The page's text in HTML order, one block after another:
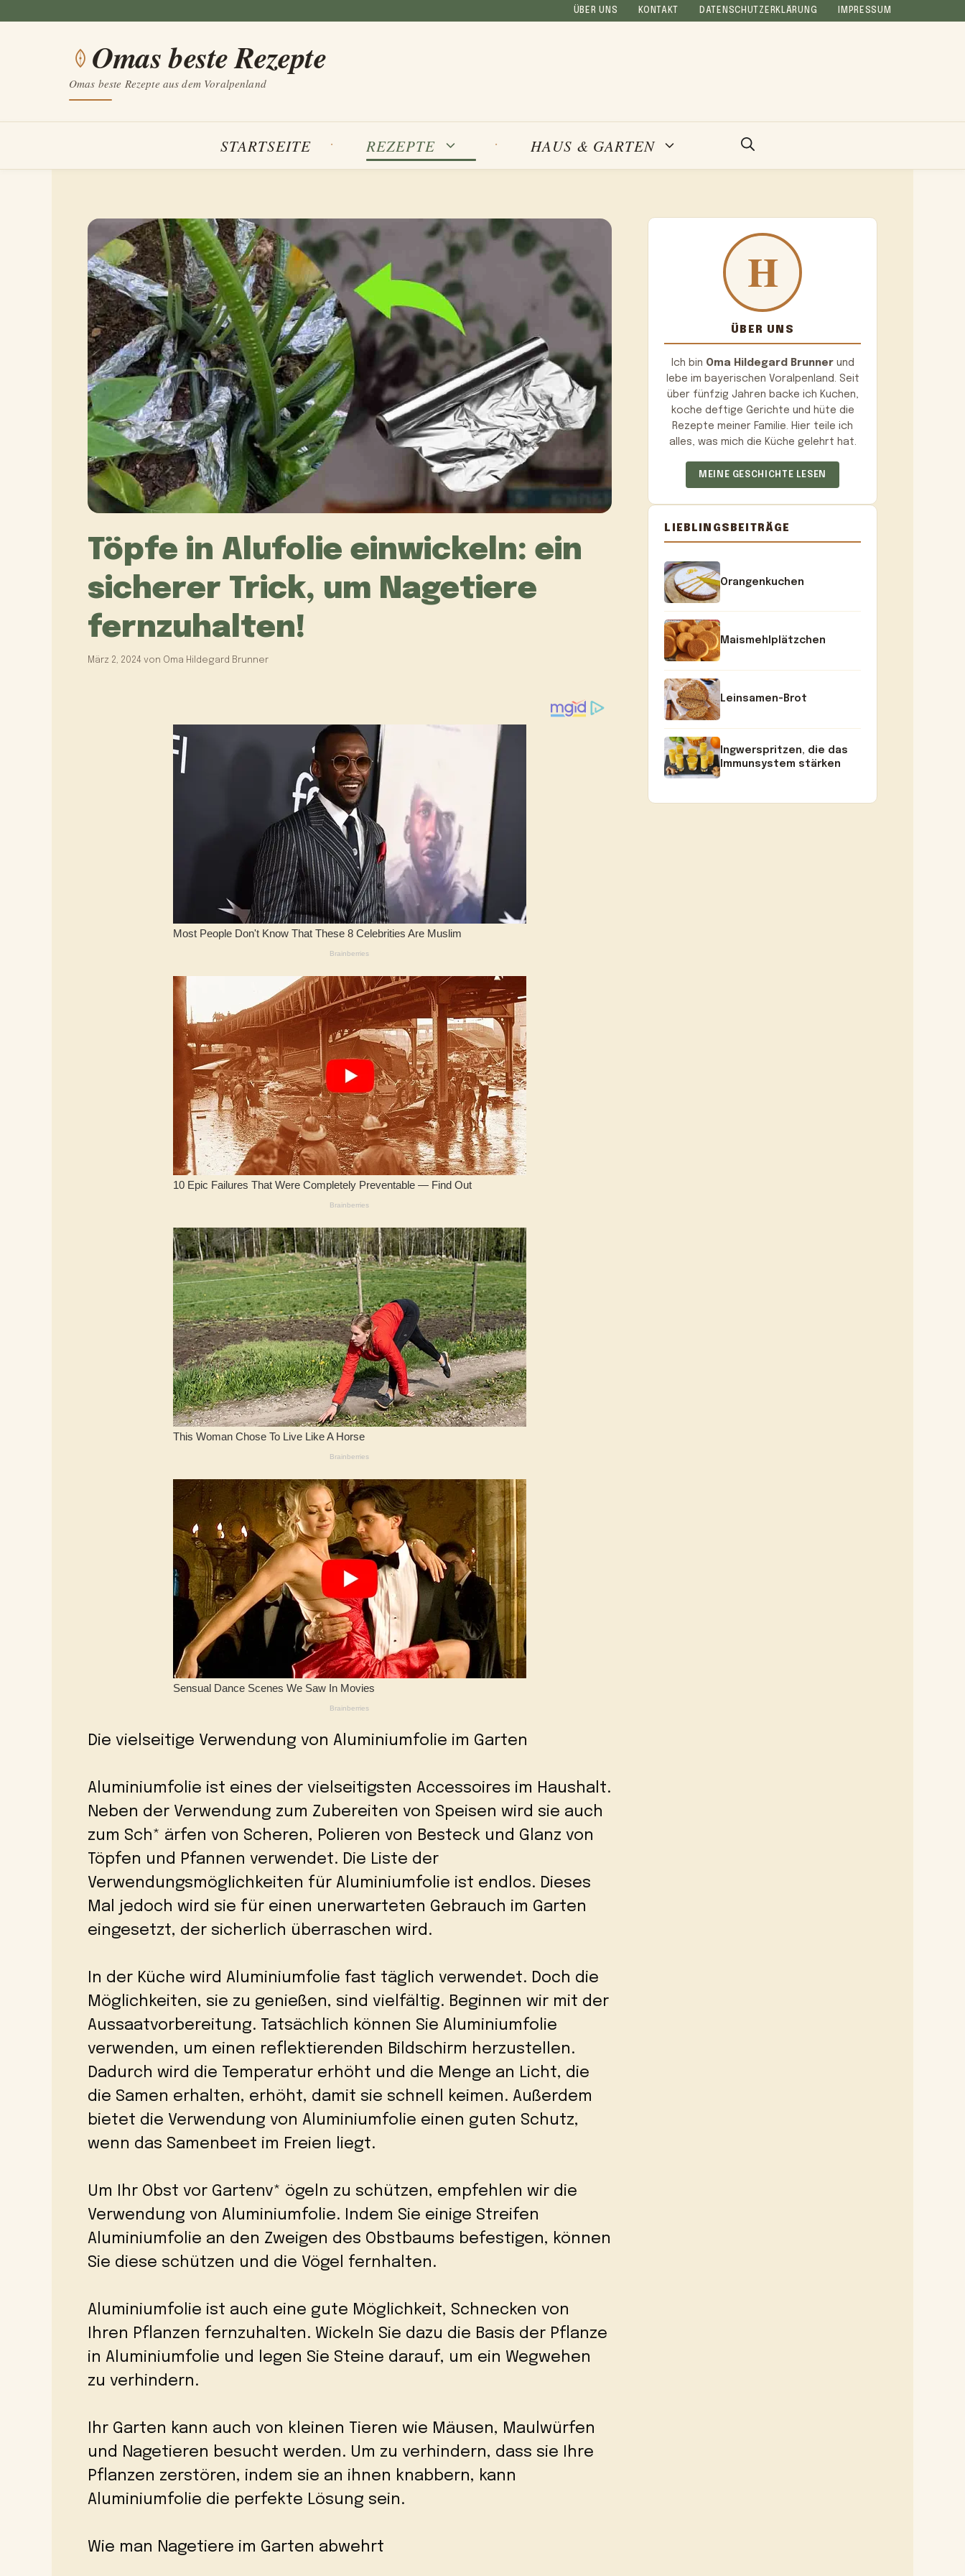
ÜBER UNS KONTAKT DATENSCHUTZERKLÄRUNG IMPRESSUM
Omas beste Rezepte
Omas beste Rezepte aus dem Voralpenland
STARTSEITE REZEPTE HAUS & GARTEN
Töpfe in Alufolie einwickeln: ein
sicherer Trick, um Nagetiere
fernzuhalten!
März 2, 2024 von Oma Hildegard Brunner
Die vielseitige Verwendung von Aluminiumfolie im Garten
Aluminiumfolie ist eines der vielseitigsten Accessoires im Haushalt.
Neben der Verwendung zum Zubereiten von Speisen wird sie auch
zum Sch* ärfen von Scheren, Polieren von Besteck und Glanz von
Töpfen und Pfannen verwendet. Die Liste der
Verwendungsmöglichkeiten für Aluminiumfolie ist endlos. Dieses
Mal jedoch wird sie für einen unerwarteten Gebrauch im Garten
eingesetzt, der sicherlich überraschen wird.
In der Küche wird Aluminiumfolie fast täglich verwendet. Doch die
Möglichkeiten, sie zu genießen, sind vielfältig. Beginnen wir mit der
Aussaatvorbereitung. Tatsächlich können Sie Aluminiumfolie
verwenden, um einen reflektierenden Bildschirm herzustellen.
Dadurch wird die Temperatur erhöht und die Menge an Licht, die
die Samen erhalten, erhöht, damit sie schnell keimen. Außerdem
bietet die Verwendung von Aluminiumfolie einen guten Schutz,
wenn das Samenbeet im Freien liegt.
Um Ihr Obst vor Gartenv* ögeln zu schützen, empfehlen wir die
Verwendung von Aluminiumfolie. Indem Sie einige Streifen
Aluminiumfolie an den Zweigen des Obstbaums befestigen, können
Sie diese schützen und die Vögel fernhalten.
Aluminiumfolie ist auch eine gute Möglichkeit, Schnecken von
Ihren Pflanzen fernzuhalten. Wickeln Sie dazu die Basis der Pflanze
in Aluminiumfolie und legen Sie Steine darauf, um ein Wegwehen
zu verhindern.
Ihr Garten kann auch von kleinen Tieren wie Mäusen, Maulwürfen
und Nagetieren besucht werden. Um zu verhindern, dass sie Ihre
Pflanzen zerstören, indem sie an ihnen knabbern, kann
Aluminiumfolie die perfekte Lösung sein.
Wie man Nagetiere im Garten abwehrt
ÜBER UNS
Ich bin Oma Hildegard Brunnerund
lebe im bayerischen Voralpenland. Seit
über fünfzig Jahren backe ich Kuchen,
koche deftige Gerichte und hüte die
Rezepte meiner Familie. Hier teile ich
alles, was mich die Küche gelehrt hat.
MEINE GESCHICHTE LESEN
LIEBLINGSBEITRÄGE
Orangenkuchen
Maismehlplätzchen
Leinsamen-Brot
Ingwerspritzen, die das
Immunsystem stärken